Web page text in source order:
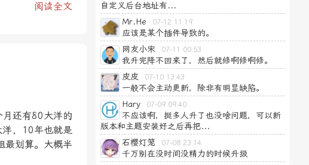
阅读全文
还有80大洋的
，10年也就是
最划算。大概半
自定义后台地址有...
Mr.He
07-12 11:19
应该是某个插件导致的。
网友小宋
07-11 00:53
我升完降不回来了，然后就修啊修啊修。
皮皮
07-10 13:43
一般不会主动更新，除非有明显缺陷。
Hary
07-09 09:40
不应该啊，挺多人升了也没啥问题，可以新
版本和主题安装好之后再把...
石樱灯笼
07-08 23:14
千万别在没时间没精力的时候升级